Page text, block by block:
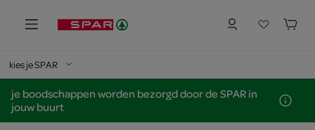
kies je SPAR
je boodschappen worden bezorgd door de SPAR in
jouw buurt